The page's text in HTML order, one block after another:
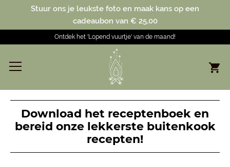
Stuur ons je leukste foto en maak kans op een
cadeaubon van € 25,00
Ontdek het 'Lopend vuurtje' van de maand!
Download het receptenboek en
bereid onze lekkerste buitenkook
recepten!